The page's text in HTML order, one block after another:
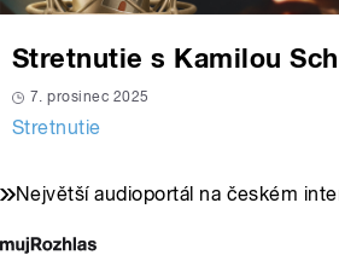
Stretnutie s Kamilou
7. prosinec 2025
Stretnutie
Největší audioportál na českém